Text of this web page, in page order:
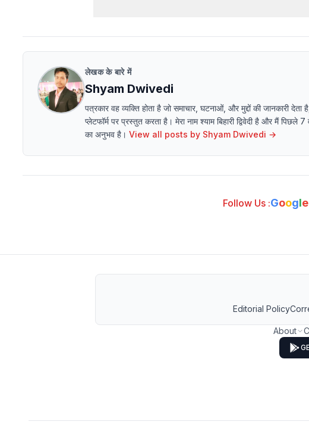
लेखक के बारे में
Shyam Dwivedi
पत्रकार वह व्यक्ति होता है जो समाचार, घटनाओं, और मुद्दों की जानकारी
प्लेटफॉर्म पर प्रस्तुत करता है। मेरा नाम श्याम बिहारी द्विवेदी है और मैं
का अनुभव है। View all posts by Shyam Dwivedi →
Follow Us :Google
Editorial Policy
About